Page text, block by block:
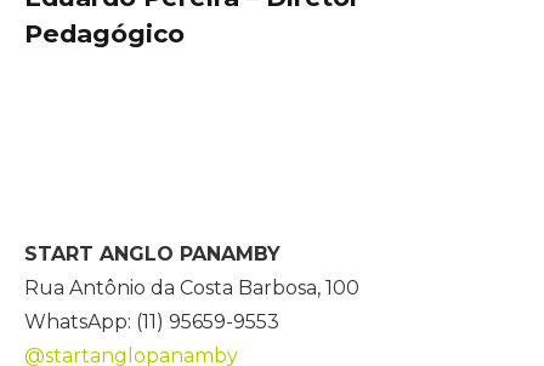
Pedagógico
START ANGLO PANAMBY
Rua Antônio da Costa Barbosa, 100
WhatsApp: (11) 95659-9553
@startanglopanamby